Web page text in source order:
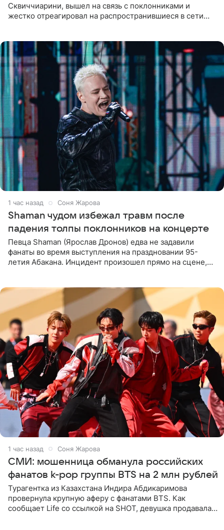
Сквиччиарини, вышел на связь с поклонниками и
жестко отреагировал на распространившиеся в сети
1 час назад Соня Жарова
Shaman чудом избежал травм после
падения толпы поклонников на концерте
Певца Shaman (Ярослав Дронов) едва не задавили
фанаты во время выступления на праздновании 95-
летия Абакана. Инцидент произошел прямо на сцене,
1 час назад Соня Жарова
СМИ: мошенница обманула российских
фанатов k-pop группы BTS на 2 млн рублей
Турагентка из Казахстана Индира Абдикаримова
провернула крупную аферу с фанатами BTS. Как
сообщает Life со ссылкой на SHOT, девушка продавала